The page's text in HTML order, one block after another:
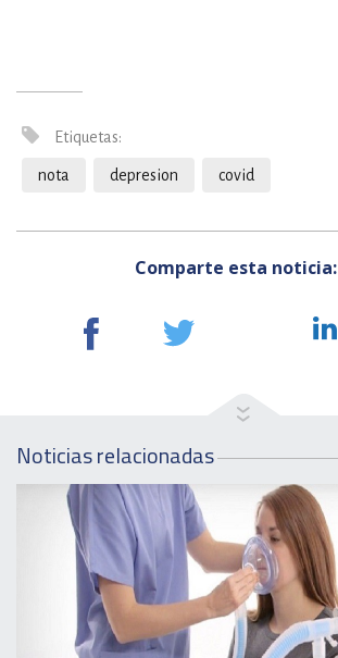
Etiquetas:
nota depresion covid
Comparte esta noticia:
Noticias relacionadas